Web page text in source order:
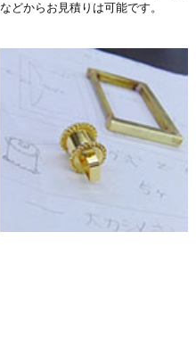
などからお見積りは可能です。